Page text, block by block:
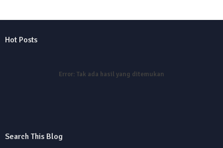
Hot Posts
Error: Tak ada hasil yang ditemukan
Search This Blog